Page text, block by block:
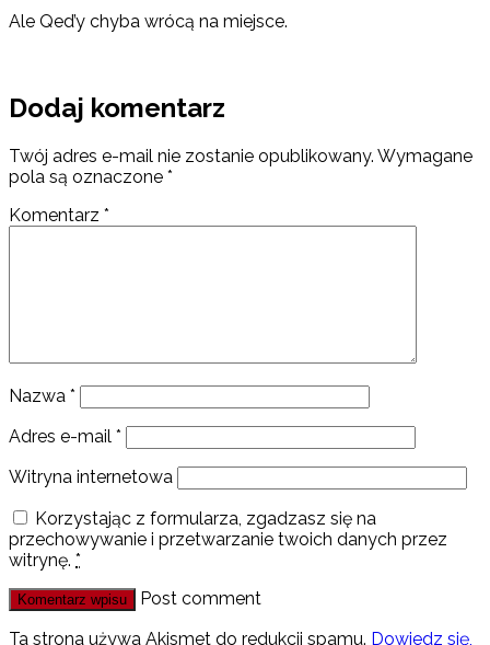
Ale Qed’y chyba wrócą na miejsce.
Dodaj komentarz
Twój adres e-mail nie zostanie opublikowany. Wymagane
pola są oznaczone *
Komentarz *
Nazwa *
Adres e-mail *
Witryna internetowa
Korzystając z formularza, zgadzasz się na
przechowywanie i przetwarzanie twoich danych przez
witrynę. *
Post comment
Ta strona używa Akismet do redukcji spamu. Dowiedz się,